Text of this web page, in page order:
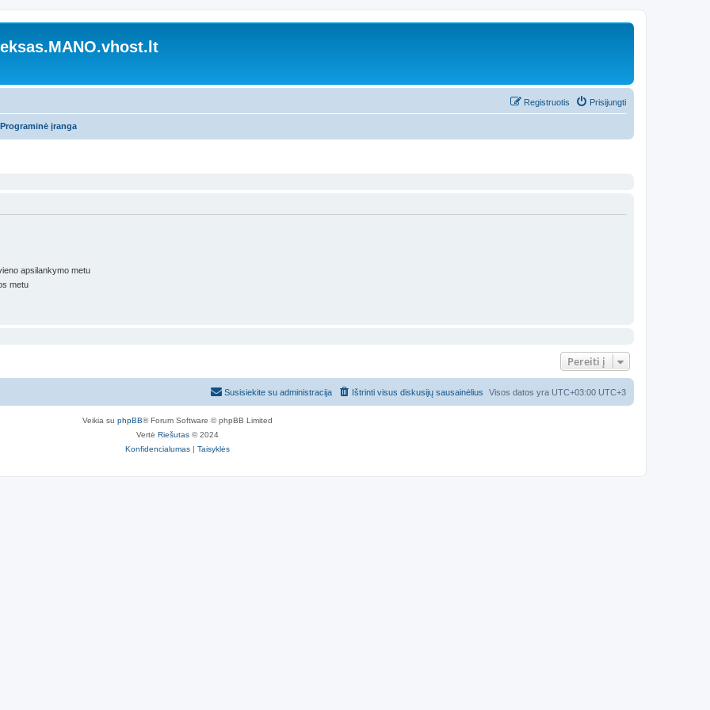
Prisijungti
Registruotis
Programinė įranga
apsilankymo metu
metu
Pereiti į
Visos datos yra UTC+03:00 UTC+3
Ištrinti visus diskusijų sausainėlius
Susisiekite su administracija
Veikia su phpBB® Forum Software © phpBB Limited
Vertė Riešutas © 2024
Konfidencialumas | Taisyklės